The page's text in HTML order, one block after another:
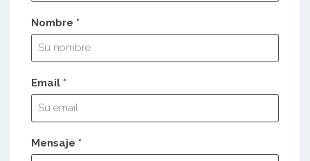
Nombre *
Email *
Mensaje *